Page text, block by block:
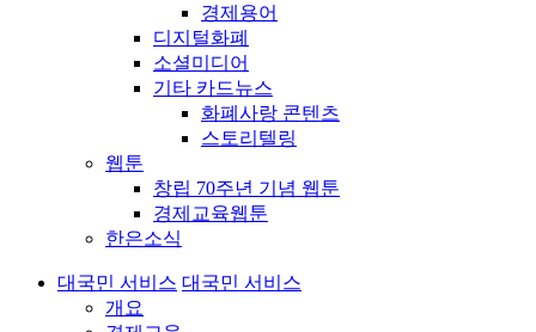
경제용어
디지털화폐
소셜미디어
기타 카드뉴스
화폐사랑 콘텐츠
스토리텔링
웹툰
창립 70주년 기념 웹툰
경제교육웹툰
한은소식
대국민 서비스 대국민 서비스
개요